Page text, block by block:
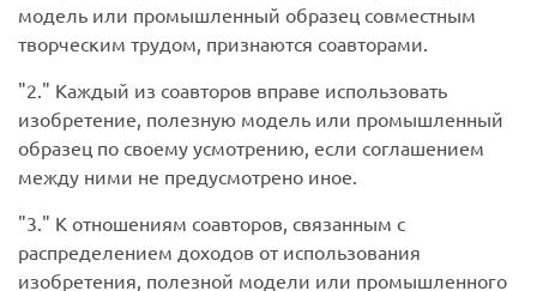
модель или промышленный образец совместным
творческим трудом, признаются соавторами.
2.
Каждый из соавторов вправе использовать
изобретение, полезную модель или промышленный
образец по своему усмотрению, если соглашением
между ними не предусмотрено иное.
3.
К отношениям соавторов, связанным с
распределением доходов от использования
изобретения, полезной модели или промышленного